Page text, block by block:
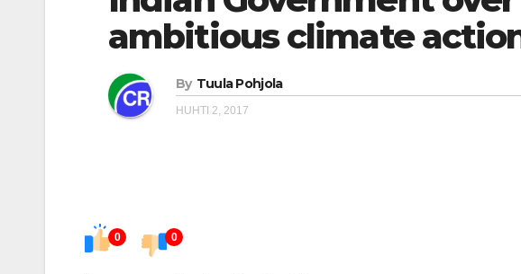
ambitious climate
By Tuula Pohjola
HUHTI 2, 2017
0 0